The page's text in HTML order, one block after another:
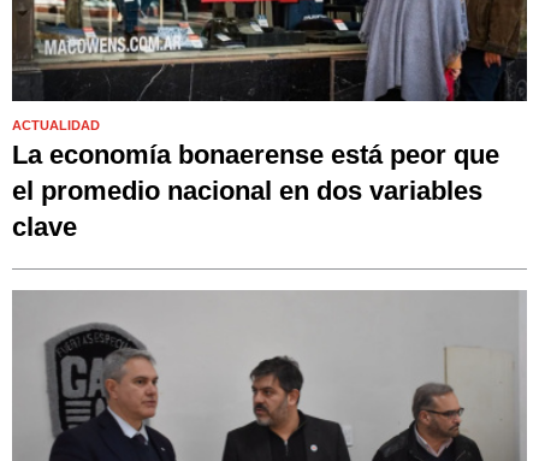
ACTUALIDAD
La economía bonaerense está peor que
el promedio nacional en dos variables
clave